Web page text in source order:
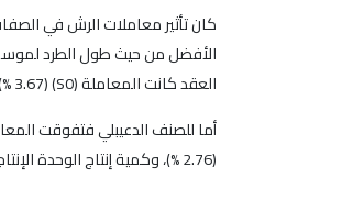
العقد كانت المعاملة (S0) (3.67 %)، ومن حيث كمية إنتاج الوحدة الإنتاجية تفوقت المعاملة (S0) (490.82غ) وكان أقلها عند المعاملة (S6) (92.46غ)، وأفضلها من حيث نسبة الزيت (S5) (27.25 %).
(2.76 %)، وكمية إنتاج الوحدة الإنتاجية تفوقت المعاملة (S0) (304.77 غ)، ونسبة الزيت كانت المعاملة (S8) الأفضل حيث بلغت (27.79%).